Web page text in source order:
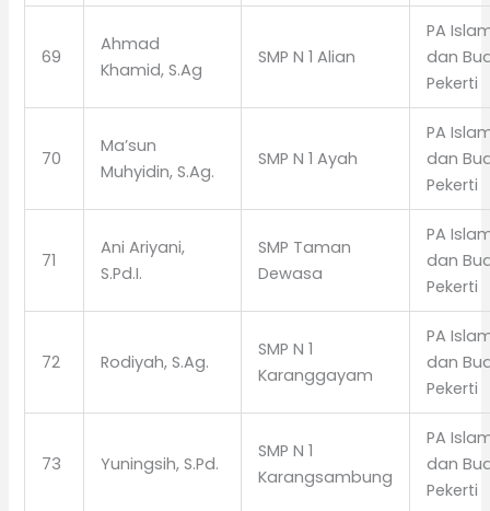
69
Ahmad
Khamid, S.Ag
SMP N 1 Alian
PA
dan
Pekerti
70
Ma’sun
Muhyidin, S.Ag.
SMP N 1 Ayah
PA
dan
Pekerti
71
Ani Ariyani,
S.Pd.I.
SMP Taman
Dewasa
PA
dan
Pekerti
72 Rodiyah, S.Ag.
SMP N 1
Karanggayam
PA
dan
Pekerti
73 Yuningsih, S.Pd.
SMP N 1
Karangsambung
PA
dan
Pekerti